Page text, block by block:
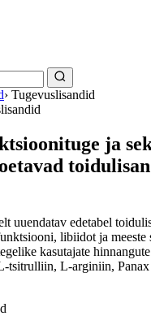
› Tugevuslisandid
ja
uuendatav edetabel
libiidot ja meeste
kasutajate
L-arginiin, Panax